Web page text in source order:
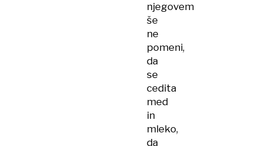
njegovem
še
ne
pomeni,
da
se
cedita
med
in
mleko,
da